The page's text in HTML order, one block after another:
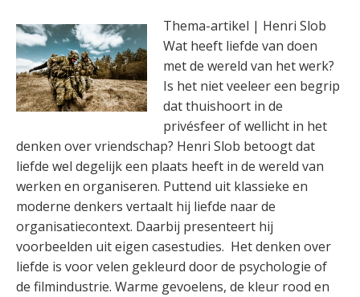
Thema-artikel | Henri Slob
Wat heeft liefde van doen
met de wereld van het werk?
Is het niet veeleer een begrip
dat thuishoort in de
privésfeer of wellicht in het
denken over vriendschap? Henri Slob betoogt dat
liefde wel degelijk een plaats heeft in de wereld van
werken en organiseren. Puttend uit klassieke en
moderne denkers vertaalt hij liefde naar de
organisatiecontext. Daarbij presenteert hij
voorbeelden uit eigen casestudies. Het denken over
liefde is voor velen gekleurd door de psychologie of
de filmindustrie. Warme gevoelens, de kleur rood en